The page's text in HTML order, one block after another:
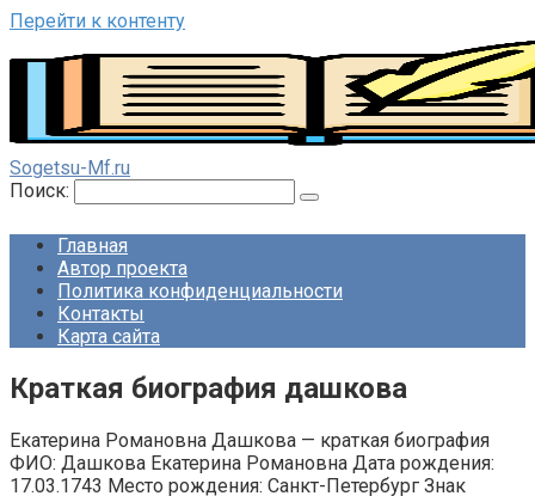
Перейти к контенту
Sogetsu-Mf.ru
Поиск:
Главная
Автор проекта
Политика конфиденциальности
Контакты
Карта сайта
Краткая биография дашкова
Екатерина Романовна Дашкова — краткая биография
ФИО: Дашкова Екатерина Романовна Дата рождения:
17.03.1743 Место рождения: Санкт-Петербург Знак